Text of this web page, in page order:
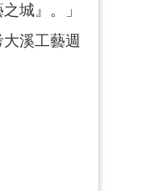
城』。」
溪工藝週